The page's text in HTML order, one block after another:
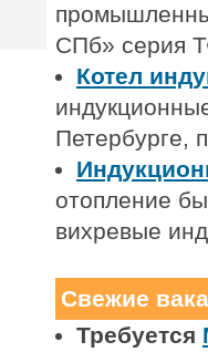
СПб» серия
Котел
Петербурге,
отопление
вихревые
Свежие
Требуется